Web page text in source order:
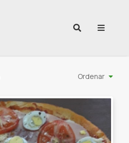
Ordenar